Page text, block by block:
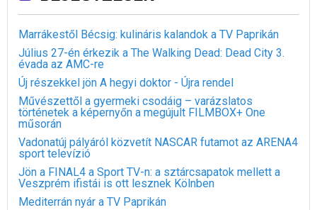
Marrákestől Bécsig: kulináris kalandok a TV Paprikán
Július 27-én érkezik a The Walking Dead: Dead City 3.
évada az AMC-re
Új részekkel jön A hegyi doktor - Újra rendel
Művészettől a gyermeki csodáig – varázslatos
történetek a képernyőn a megújult FILMBOX+ One
műsorán
Vadonatúj pályáról közvetít NASCAR futamot az ARENA4
sport televízió
Jön a FINAL4 a Sport TV-n: a sztárcsapatok mellett a
Veszprém ifistái is ott lesznek Kölnben
Mediterrán nyár a TV Paprikán